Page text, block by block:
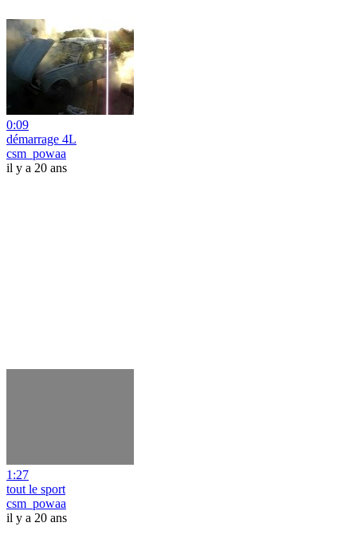
0:09
démarrage 4L
csm_powaa
il y a 20 ans
1:27
tout le sport
csm_powaa
il y a 20 ans